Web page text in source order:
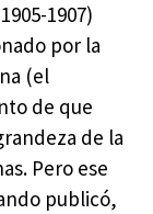
1907)
por la
(el
de que
de la
Pero ese
publicó,